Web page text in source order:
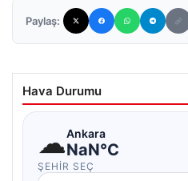
Paylaş:
Hava Durumu
☁Ankara
NaN°C
ŞEHIR SEÇ